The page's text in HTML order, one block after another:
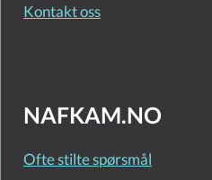
Kontakt oss
NAFKAM.NO
Ofte stilte spørsmål